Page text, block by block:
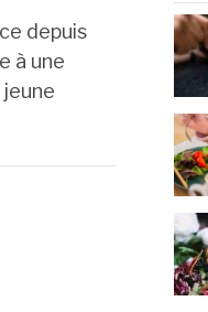
depuis
à une